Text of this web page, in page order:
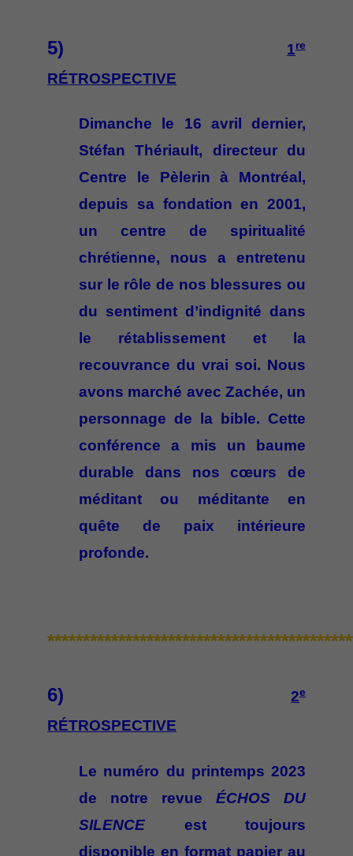
5) 1re
RÉTROSPECTIVE
Dimanche le 16 avril dernier,
Stéfan Thériault, directeur du
Centre le Pèlerin à Montréal,
depuis sa fondation en 2001,
un centre de spiritualité
chrétienne, nous a entretenu
sur le rôle de nos blessures ou
du sentiment d’indignité dans
le rétablissement et la
recouvrance du vrai soi. Nous
avons marché avec Zachée, un
personnage de la bible. Cette
conférence a mis un baume
durable dans nos cœurs de
méditant ou méditante en
quête de paix intérieure
profonde.
6) 2e
RÉTROSPECTIVE
Le numéro du printemps 2023
de notre revue ÉCHOS DU
SILENCE est toujours
disponible en format papier au